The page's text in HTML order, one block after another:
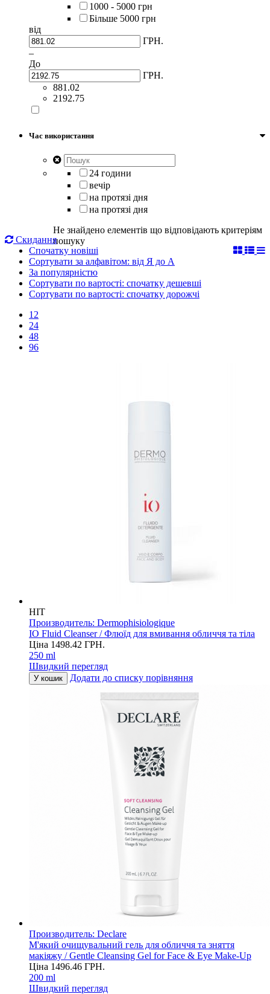
1000 - 5000 грн
Більше 5000 грн
від
ГРН.
–
До
ГРН.
881.02
2192.75
Час використання
24 години
вечір
на протязі дня
на протязі дня
Не знайдено елементів що відповідають критеріям
пошуку
Скидання
Спочатку новіші
Сортувати за алфавітом: від Я до А
За популярністю
Сортувати по вартості: спочатку дешевші
Сортувати по вартості: спочатку дорожчі
12
24
48
96
HIT
Производитель: Dermophisiologique
IO Fluid Cleanser / Флюїд для вмивання обличчя та тіла
Ціна 1498.42 ГРН.
250 ml
Швидкий перегляд
У кошик Додати до списку порівняння
Производитель: Declare
М'який очищувальний гель для обличчя та зняття
макіяжу / Gentle Cleansing Gel for Face & Eye Make-Up
Ціна 1496.46 ГРН.
200 ml
Швидкий перегляд